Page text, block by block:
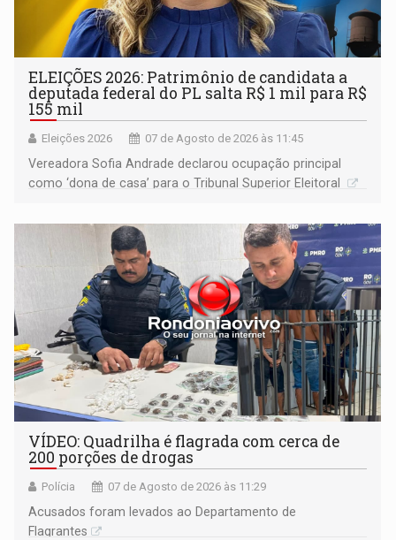
ELEIÇÕES 2026: Patrimônio de candidata a
deputada federal do PL salta R$ 1 mil para R$
155 mil
Eleições 2026 07 de Agosto de 2026 às 11:45
Vereadora Sofia Andrade declarou ocupação principal
como ‘dona de casa’ para o Tribunal Superior Eleitoral
VÍDEO: Quadrilha é flagrada com cerca de
200 porções de drogas
Polícia 07 de Agosto de 2026 às 11:29
Acusados foram levados ao Departamento de
Flagrantes